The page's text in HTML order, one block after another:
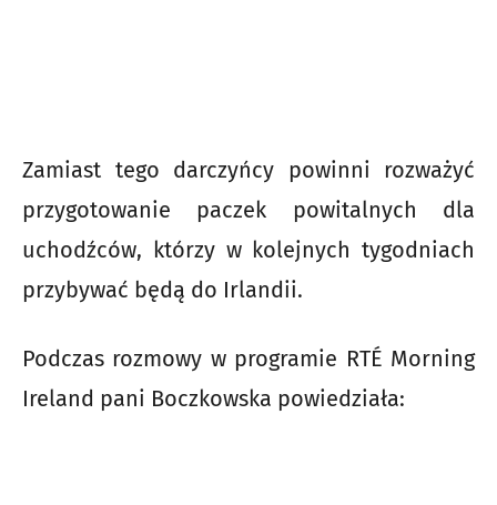
Zamiast tego darczyńcy powinni rozważyć
przygotowanie paczek powitalnych dla
uchodźców, którzy w kolejnych tygodniach
przybywać będą do Irlandii.
Podczas rozmowy w programie RTÉ Morning
Ireland pani Boczkowska powiedziała: